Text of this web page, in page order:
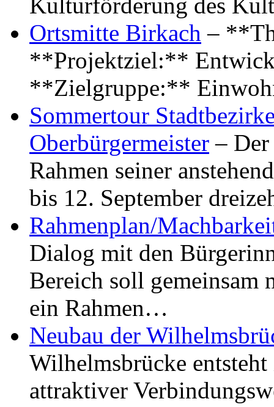
Ortsmitte Birkach –
**Projektziel:**
**Zielgruppe:**
Sommertour
Oberbürgermeister –
Rahmen seiner
bis 12. September
Rahmenplan/
Dialog mit den
Bereich soll gemeinsam
ein Rahmen…
Neubau der
Wilhelmsbrücke
attraktiver